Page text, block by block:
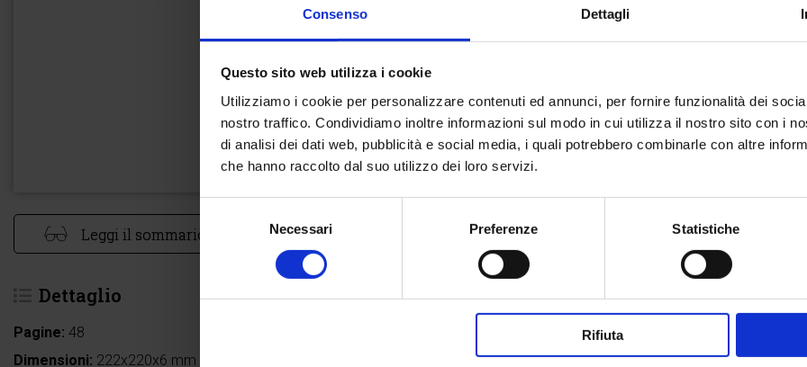
Consenso Dettagli
Questo sito web utilizza i cookie
Utilizziamo i cookie per personalizzare contenuti ed annunci, per fornire funzionalità dei
nostro traffico. Condividiamo inoltre informazioni sul modo in cui utilizza il nostro sito con i
di analisi dei dati web, pubblicità e social media, i quali potrebbero combinarle con altre
che hanno raccolto dal suo utilizzo dei loro servizi.
consenso
Necessari Preferenze Statistiche
Rifiuta
Leggi il sommario
Dettaglio
Pagine: 48
Dimensioni: 222x220x6 mm